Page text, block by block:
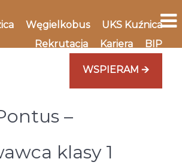
Węgielkobus
UKS Kuźnica
Rekrutacja
Kariera BIP
WSPIERAM 🡪
–
klasy 1